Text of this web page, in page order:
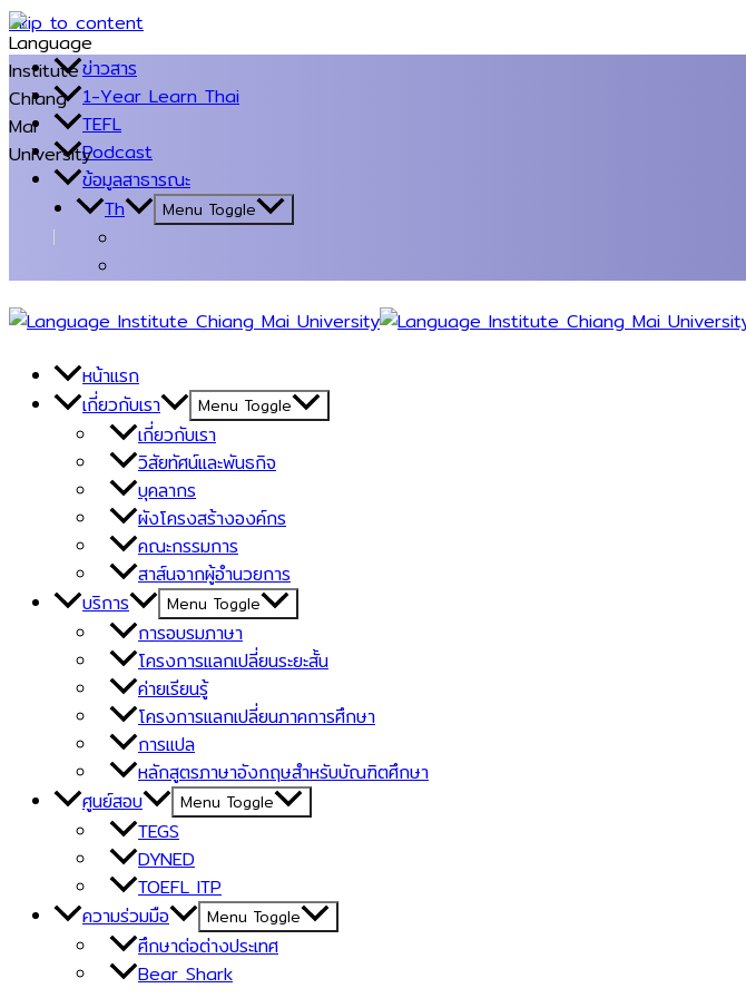
Skip to content
ข่าวสาร
1-Year Learn Thai
TEFL
Podcast
ข้อมูลสาธารณะ
Th
Menu Toggle
หน้าแรก
เกี่ยวกับเรา
Menu Toggle
เกี่ยวกับเรา
วิสัยทัศน์และพันธกิจ
บุคลากร
ผังโครงสร้างองค์กร
คณะกรรมการ
สาส์นจากผู้อำนวยการ
บริการ
Menu Toggle
การอบรมภาษา
โครงการแลกเปลี่ยนระยะสั้น
ค่ายเรียนรู้
โครงการแลกเปลี่ยนภาคการศึกษา
การแปล
หลักสูตรภาษาอังกฤษสำหรับบัณฑิตศึกษา
ศูนย์สอบ
Menu Toggle
TEGS
DYNED
TOEFL ITP
ความร่วมมือ
Menu Toggle
ศึกษาต่อต่างประเทศ
Bear Shark